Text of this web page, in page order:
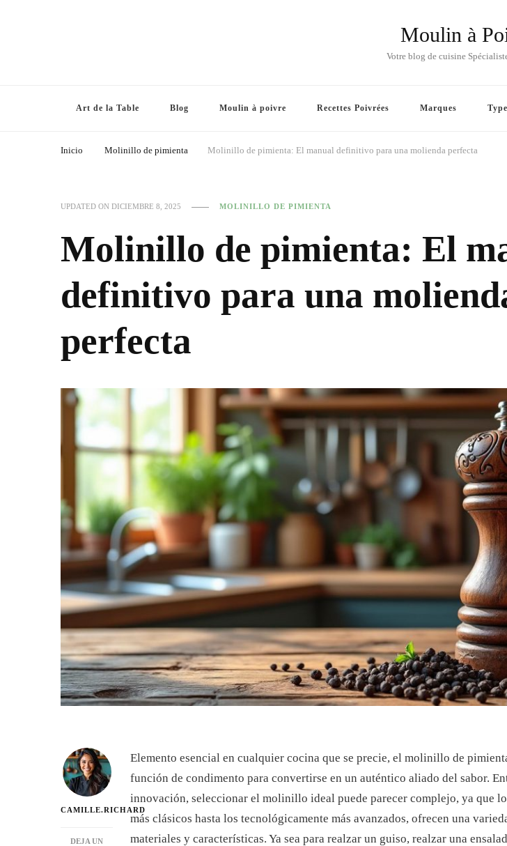
Moulin à
Votre blog de cuisine
Art de la Table Blog Moulin à poivre Recettes Poivrées Marques
Inicio Molinillo de pimienta Molinillo de pimienta: El manual definitivo para una molienda perfecta
UPDATED ON DICIEMBRE 8, 2025 MOLINILLO DE PIMIENTA
Molinillo de pimienta: El
definitivo para una
perfecta
CAMILLE.RICHARD
DEJA UN
Elemento esencial en cualquier cocina que se precie, el molinillo de
función de condimento para convertirse en un auténtico aliado del sabor.
innovación, seleccionar el molinillo ideal puede parecer complejo, ya que
más clásicos hasta los tecnológicamente más avanzados, ofrecen una
materiales y características. Ya sea para realzar un guiso, realzar una